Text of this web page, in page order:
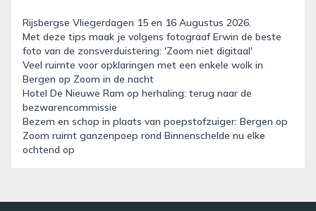
Rijsbergse Vliegerdagen 15 en 16 Augustus 2026.
Met deze tips maak je volgens fotograaf Erwin de beste
foto van de zonsverduistering: 'Zoom niet digitaal'
Veel ruimte voor opklaringen met een enkele wolk in
Bergen op Zoom in de nacht
Hotel De Nieuwe Ram op herhaling: terug naar de
bezwarencommissie
Bezem en schop in plaats van poepstofzuiger: Bergen op
Zoom ruimt ganzenpoep rond Binnenschelde nu elke
ochtend op